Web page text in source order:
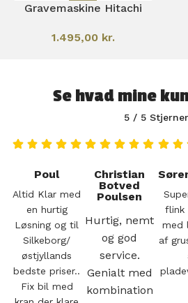
Gravemaskine Hitachi
1.495,00 kr.
Se hvad mine
5 / 5 Stjerner
Poul
Altid Klar med
en hurtig
Løsning og til
Silkeborg/
østjyllands
bedste priser..
Fix bil med
Christian
Botved
Poulsen
Hurtig, nemt
og god
service.
Genialt med
kombination
flink
med
af